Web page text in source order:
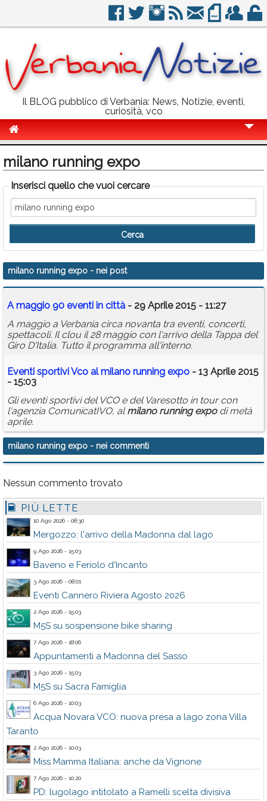
Il BLOG pubblico di Verbania: News, Notizie, eventi,
curiosità, vco
Politica
Sport
Eventi
Info Utili
Rubriche
Calendario
Annunci
milano running expo
Inserisci quello che vuoi cercare
milano running expo - nei post
A maggio 90 eventi in città - 29 Aprile 2015 - 11:27
A maggio a Verbania circa novanta tra eventi, concerti,
spettacoli. Il clou il 28 maggio con l'arrivo della Tappa del
Giro D'Italia. Tutto il programma all'interno.
Eventi sportivi Vco almilano running expo - 13 Aprile 2015
- 15:03
Gli eventi sportivi del VCO e del Varesotto in tour con
l'agenzia ComunicatIVO, almilano running expodi metà
aprile.
milano running expo - nei commenti
Nessun commento trovato
PIÙ LETTE
10 Ago 2026 - 08:30
Mergozzo: l'arrivo della Madonna dal lago
9 Ago 2026 - 15:03
Baveno e Feriolo d'Incanto
3 Ago 2026 - 08:01
Eventi Cannero Riviera Agosto 2026
2 Ago 2026 - 15:03
M5S su sospensione bike sharing
7 Ago 2026 - 18:06
Appuntamenti a Madonna del Sasso
3 Ago 2026 - 15:03
M5S su Sacra Famiglia
6 Ago 2026 - 10:03
Acqua Novara VCO: nuova presa a lago zona Villa
Taranto
2 Ago 2026 - 10:03
Miss Mamma Italiana: anche da Vignone
7 Ago 2026 - 10:20
PD: lugolago intitolato a Ramelli scelta divisiva